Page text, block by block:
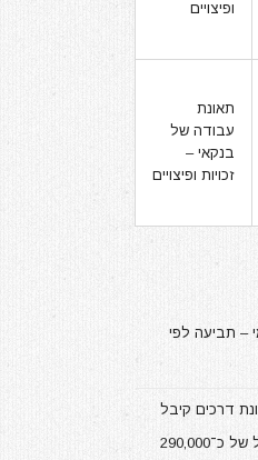
ופיצויים
תאונת
עבודה של
בנקאי –
זכויות ופיצויים
– תביעה לפי
דרכים קיבל
פיצויים ותגמולים בסך כולל של כ־290,000